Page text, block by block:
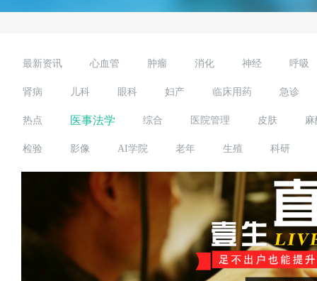
最新资讯 心血管 肿瘤 消化 神经 呼吸
肾病 儿科 眼科 妇产 临床用药 急诊
热点 医事法学 综合 医院管理 皮肤 麻
检验 影像 AI学院 老年 生殖 科研